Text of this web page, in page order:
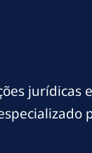
jurídicas